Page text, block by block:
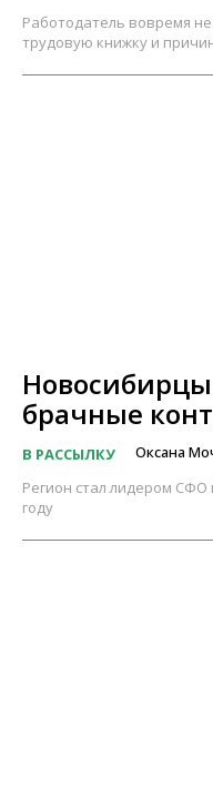
Работодатель вовремя
трудовую книжку и
брачные
В РАССЫЛКУ Оксана
Регион стал лидером СФО
году